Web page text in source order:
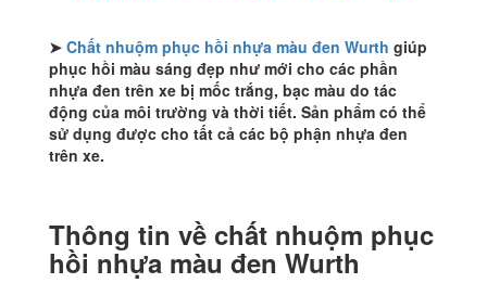
lượng
➤ Chất nhuộm phục hồi nhựa màu đen Wurth giúp
phục hồi màu sáng đẹp như mới cho các phần
nhựa đen trên xe bị mốc trắng, bạc màu do tác
động của môi trường và thời tiết. Sản phẩm có thể
sử dụng được cho tất cả các bộ phận nhựa đen
trên xe.
Thông tin về chất nhuộm phục
hồi nhựa màu đen Wurth